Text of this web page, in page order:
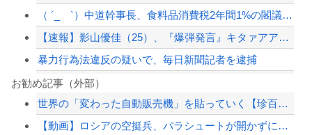
（ ´_ゝ`）中道幹事長、食料品消費税2年間1%の閣議決定を批判 → 記者「中道...
【速報】影山優佳（25）、『爆弾発言』キタァアアアアアーーーーー！！
暴力行為法違反の疑いで、毎日新聞記者を逮捕
【悲報】共同通信、ガチで逝く・・・・・・
【画像】田中みな実さん、妊娠中とは思えないヒール姿で登場してしまう
お勧め記事（外部）
世界の「変わった自動販売機」を貼っていく【珍百景】
【動画】ロシアの空挺兵、パラシュートが開かずに墜落してしまう。